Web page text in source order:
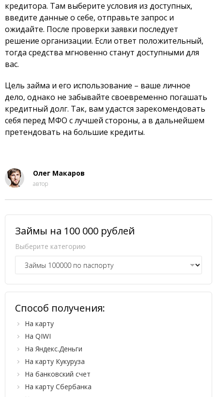
кредитора. Там выберите условия из доступных,
введите данные о себе, отправьте запрос и
ожидайте. После проверки заявки последует
решение организации. Если ответ положительный,
тогда средства мгновенно станут доступными для
вас.
Цель займа и его использование – ваше личное
дело, однако не забывайте своевременно погашать
кредитный долг. Так, вам удастся зарекомендовать
себя перед МФО с лучшей стороны, а в дальнейшем
претендовать на большие кредиты.
Олег Макаров
автор
Займы на 100 000 рублей
Выберите категорию
Способ получения:
На карту
На QIWI
На Яндекс.Деньги
На карту Кукуруза
На банковский счет
На карту Сбербанка